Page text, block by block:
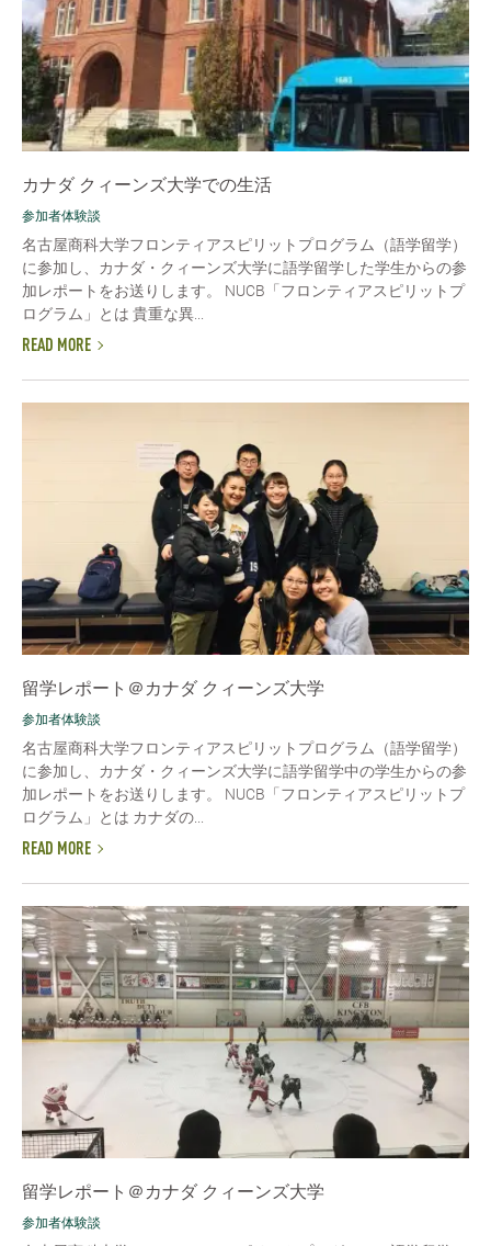
カナダ クィーンズ大学での生活
参加者体験談
名古屋商科大学フロンティアスピリットプログラム（語学留学）
に参加し、カナダ・クィーンズ大学に語学留学した学生からの参
加レポートをお送りします。 NUCB「フロンティアスピリットプ
ログラム」とは 貴重な異...
READ MORE
留学レポート＠カナダ クィーンズ大学
参加者体験談
名古屋商科大学フロンティアスピリットプログラム（語学留学）
に参加し、カナダ・クィーンズ大学に語学留学中の学生からの参
加レポートをお送りします。 NUCB「フロンティアスピリットプ
ログラム」とは カナダの...
READ MORE
留学レポート＠カナダ クィーンズ大学
参加者体験談